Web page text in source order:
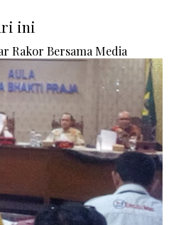
ini
Rakor Bersama Media